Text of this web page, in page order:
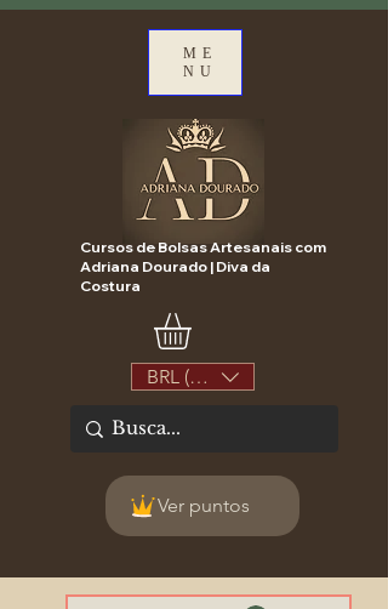
ME
NU
Cursos de Bolsas Artesanais com
Adriana Dourado | Diva da
Costura
BRL (R$)
Ver puntos